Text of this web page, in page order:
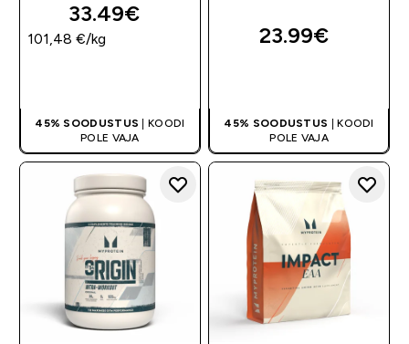
33.49€‎
101,48 €‎/kg
45% SOODUSTUS | KOODI
POLE VAJA
23.99€‎
45% SOODUSTUS | KOODI
POLE VAJA